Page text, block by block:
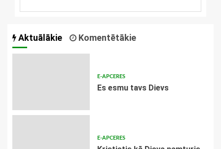
Aktuālākie Komentētākie
E-APCERES
Es esmu tavs Dievs
E-APCERES